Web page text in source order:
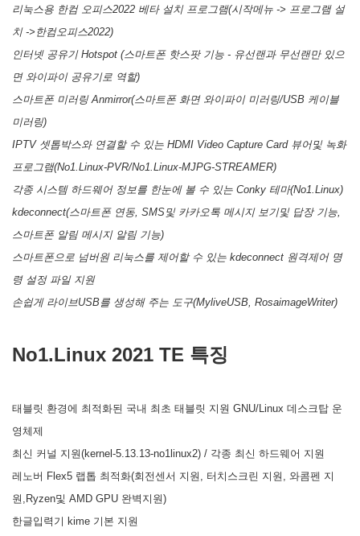
리눅스용 한컴 오피스2022 베타 설치 프로그램(시작메뉴 -> 프로그램 설
치 ->한컴오피스2022)
인터넷 공유기 Hotspot (스마트폰 핫스팟 기능 - 유선랜과 무선랜만 있으
면 와이파이 공유기로 역할)
스마트폰 미러링 Anmirror(스마트폰 화면 와이파이 미러링/USB 케이블
미러링)
IPTV 셋톱박스와 연결할 수 있는 HDMI Video Capture Card 뷰어및 녹화
프로그램(No1.Linux-PVR/No1.Linux-MJPG-STREAMER)
각종 시스템 하드웨어 정보를 한눈에 볼 수 있는 Conky 테마(No1.Linux)
kdeconnect(스마트폰 연동, SMS및 카카오톡 메시지 보기및 답장 기능,
스마트폰 알림 메시지 알림 기능)
스마트폰으로 넘버원 리눅스를 제어할 수 있는 kdeconnect 원격제어 명
령 설정 파일 지원
손쉽게 라이브USB를 생성해 주는 도구(MyliveUSB, RosaimageWriter)
No1.Linux 2021 TE 특징
태블릿 환경에 최적화된 국내 최초 태블릿 지원 GNU/Linux 데스크탑 운
영체제
최신 커널 지원(kernel-5.13.13-no1linux2) / 각종 최신 하드웨어 지원
레노버 Flex5 랩톱 최적화(회전센서 지원, 터치스크린 지원, 와콤펜 지
원,Ryzen및 AMD GPU 완벽지원)
한글입력기 kime 기본 지원